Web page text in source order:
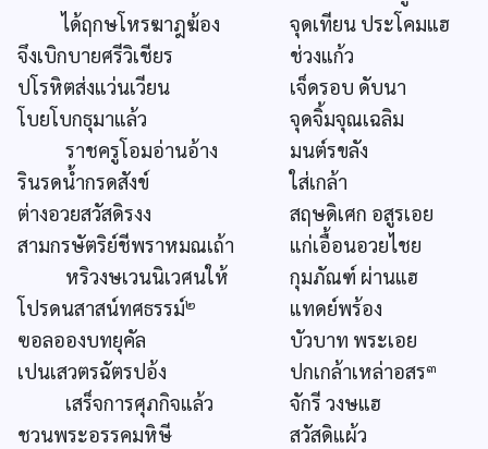
ได้ฤกษโหรฆาฎฆ้อง
จุดเทียน ประโคมแฮ
จึงเบิกบายศรีวิเชียร
ช่วงแก้ว
ปโรหิตส่งแว่นเวียน
เจ็ดรอบ ดับนา
โบยโบกธุมาแล้ว
จุดจิ้มจุณเฉลิม
ราชครูโอมอ่านอ้าง
มนต์รขลัง
รินรดน้ำกรดสังข์
ใส่เกล้า
ต่างอวยสวัสดิรงง
สฤษดิเศก อสูรเอย
สามกรษัตริย์ชีพราหมณเถ้า
แก่เอื้อนอวยไชย
หริวงษเวนนิเวศนให้
กุมภัณฑ์ ผ่านแฮ
โปรดนสาสน์ทศธรรม์๒
แทดย์พร้อง
ฃอลอองบทยุคัล
บัวบาท พระเอย
เปนเสวตรฉัตรปอ้ง
ปกเกล้าเหล่าอสร๓
เสร็จการศุภกิจแล้ว
จักรี วงษแฮ
ชวนพระอรรคมหิษี
สวัสดิแผ้ว